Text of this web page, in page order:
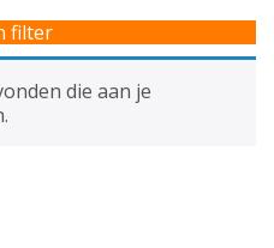
filter
die aan je